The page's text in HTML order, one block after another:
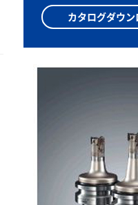
カタログダウン